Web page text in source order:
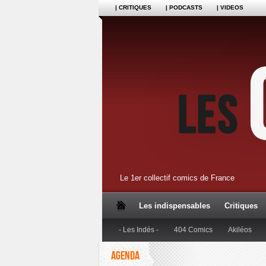
| CRITIQUES | PODCASTS | VIDEOS
Le 1er collectif comics de France
Les indispensables Critiques
- Les Indés - 404 Comics Akiléos
Dupuis Editions Anspach
AGENDA